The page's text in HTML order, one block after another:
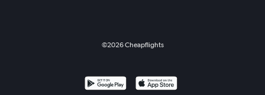
©2026Cheapflights